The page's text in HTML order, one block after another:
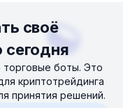
своё
сегодня
боты. Это
криптотрейдинга
принятия решений.